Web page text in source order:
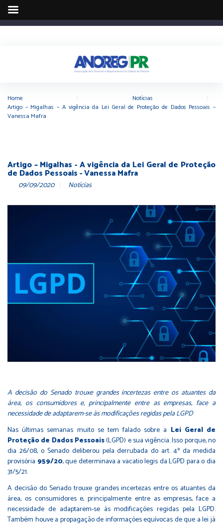
Home Notícias
Artigo – Migalhas – A vigência da Lei Geral de Proteção de Dados Pessoais –
Vanessa Mafra
Artigo – Migalhas - A vigência da Lei Geral de Proteção
de Dados Pessoais - Vanessa Mafra
09/09/2020 Notícias
A decisão do Senado trouxe grandes incertezas entre os atuantes da
área, os consumidores e, principalmente entre as empresas, face a
necessidade de adaptarem-se às modificações regidas pela LGPD
Nas últimas semanas muito se tem falado sobre a Lei Geral de
Proteção de Dados Pessoais(LGPD) e sua vigência. Isso porque, no
dia 26/08, o Senado deliberou pela derrubada do art. 4º da medida
provisória 959/20, que determinava a vacatio legis da LGPD para o dia
31/5/21.
A decisão do Senado trouxe grandes incertezas entre os atuantes da
área, os consumidores e, principalmente entre as empresas, face a
necessidade de adaptarem-se às modificações regidas pela LGPD.
Também houve a propagação de informações equívocas de que a lei já